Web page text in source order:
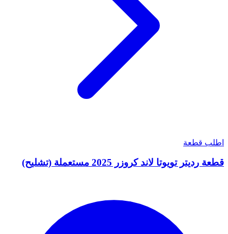
اطلب قطعة
قطعة رديتر تويوتا لاند كروزر 2025 مستعملة (تشليح)